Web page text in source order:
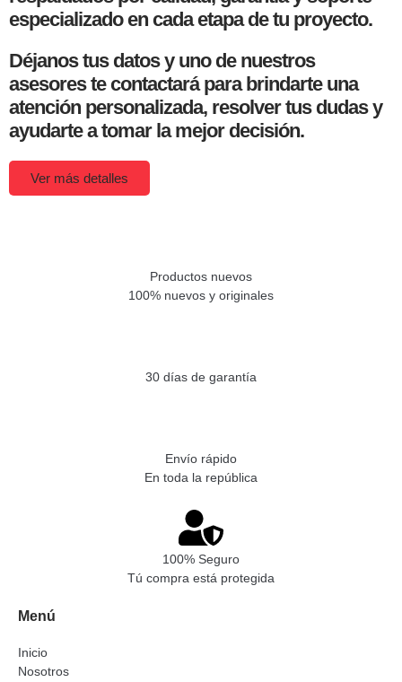
especializado en cada etapa de tu proyecto.
Déjanos tus datos y uno de nuestros
asesores te contactará para brindarte una
atención personalizada, resolver tus dudas y
ayudarte a tomar la mejor decisión.
Ver más detalles
Productos nuevos
100% nuevos y originales
30 días de garantía
Envío rápido
En toda la república
100% Seguro
Tú compra está protegida
Menú
Inicio
Nosotros